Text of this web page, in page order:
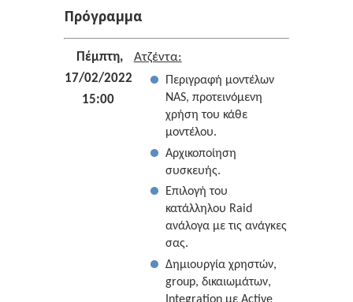
Πρόγραμμα
Πέμπτη,
17/02/2022
15:00
Ατζέντα:
Περιγραφή μοντέλων
NAS, προτεινόμενη
χρήση του κάθε
μοντέλου.
Αρχικοποίηση
συσκευής.
Επιλογή του
κατάλληλου Raid
ανάλογα με τις ανάγκες
σας.
Δημιουργία χρηστών,
group, δικαιωμάτων,